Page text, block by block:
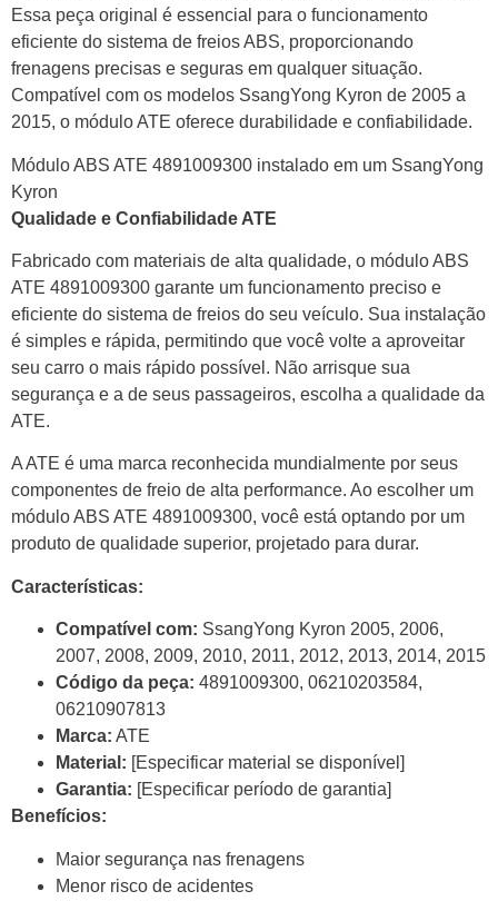
Essa peça original é essencial para o funcionamento
eficiente do sistema de freios ABS, proporcionando
frenagens precisas e seguras em qualquer situação.
Compatível com os modelos SsangYong Kyron de 2005 a
2015, o módulo ATE oferece durabilidade e confiabilidade.
Módulo ABS ATE 4891009300 instalado em um SsangYong
Kyron
Qualidade e Confiabilidade ATE
Fabricado com materiais de alta qualidade, o módulo ABS
ATE 4891009300 garante um funcionamento preciso e
eficiente do sistema de freios do seu veículo. Sua instalação
é simples e rápida, permitindo que você volte a aproveitar
seu carro o mais rápido possível. Não arrisque sua
segurança e a de seus passageiros, escolha a qualidade da
ATE.
A ATE é uma marca reconhecida mundialmente por seus
componentes de freio de alta performance. Ao escolher um
módulo ABS ATE 4891009300, você está optando por um
produto de qualidade superior, projetado para durar.
Características:
Compatível com: SsangYong Kyron 2005, 2006,
2007, 2008, 2009, 2010, 2011, 2012, 2013, 2014, 2015
Código da peça: 4891009300, 06210203584,
06210907813
Marca: ATE
Material: [Especificar material se disponível]
Garantia: [Especificar período de garantia]
Benefícios:
Maior segurança nas frenagens
Menor risco de acidentes